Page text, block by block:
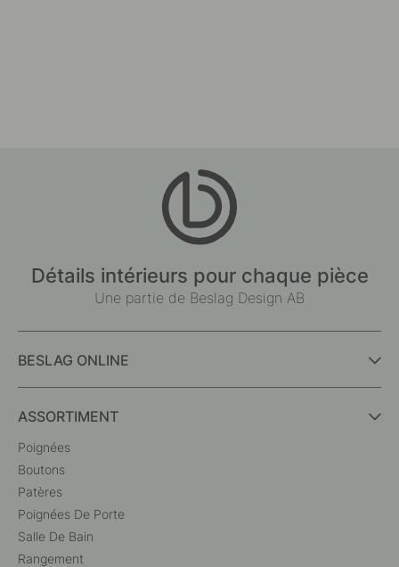
Détails intérieurs pour chaque pièce
Une partie de Beslag Design AB
BESLAG ONLINE
ASSORTIMENT
Poignées
Boutons
Patères
Poignées De Porte
Salle De Bain
Rangement